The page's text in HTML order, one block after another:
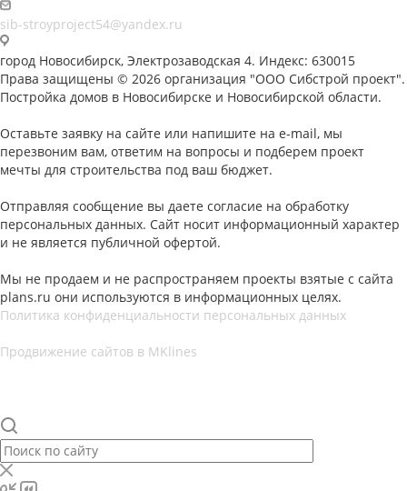
sib-stroyproject54@yandex.ru
город Новосибирск, Электрозаводская 4. Индекс: 630015
Права защищены © 2026 организация "ООО Сибстрой проект".
Постройка домов в Новосибирске и Новосибирской области.
Оставьте заявку на сайте или напишите на e-mail, мы
перезвоним вам, ответим на вопросы и подберем проект
мечты для строительства под ваш бюджет.
Отправляя сообщение вы даете согласие на обработку
персональных данных. Сайт носит информационный характер
и не является публичной офертой.
Мы не продаем и не распространяем проекты взятые с сайта
plans.ru они используются в информационных целях.
Политика конфиденциальности персональных данных
Продвижение сайтов в MKlines